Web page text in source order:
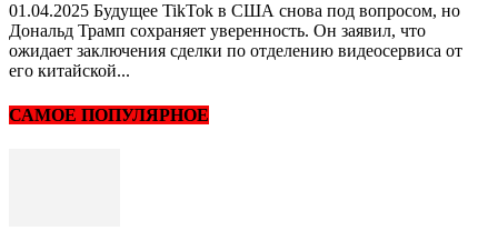
01.04.2025 Будущее TikTok в США снова под вопросом, но
Дональд Трамп сохраняет уверенность. Он заявил, что
ожидает заключения сделки по отделению видеосервиса от
его китайской...
САМОЕ ПОПУЛЯРНОЕ